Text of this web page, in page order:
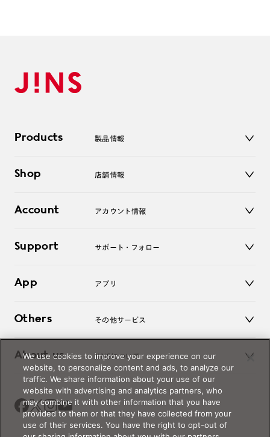
Products 製品情報
サングラス
コンタクトレンズ
アクセサリー
Shop 店舗情報
オンラインショップ
Account アカウント情報
ログアウト
Support サポート・フォロー
よくあるご質問
お問い合わせ
App アプリ
Others その他サービス
レンズ交換
オンラインギフト
価格案内
About us JINSについて
Magnify Life
会社概要
採用情報
法人のお客様
We use cookies to improve your experience on our
website, to personalize content and ads, to analyze our
traffic. We share information about your use of our
website with advertising and analytics partners, who
may combine it with other information that you have
provided to them or that they have collected from your
use of their services. You have the right to opt-out of